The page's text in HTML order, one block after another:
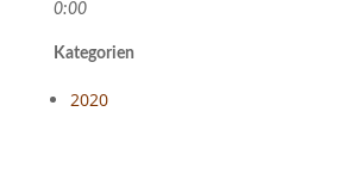
0:00
Kategorien
2020